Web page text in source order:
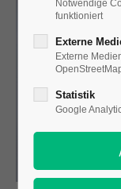
Notwendige
funktioniert
Externe
Externe
Statistik
Google